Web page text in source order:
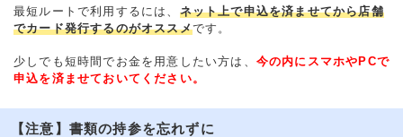
最短ルートで利用するには、 ネット上で申込を済ませてから店舗
でカード発行するのがオススメです。
少しでも短時間でお金を用意したい方は、 今の内にスマホやPCで
申込を済ませておいてください。
【注意】書類の持参を忘れずに